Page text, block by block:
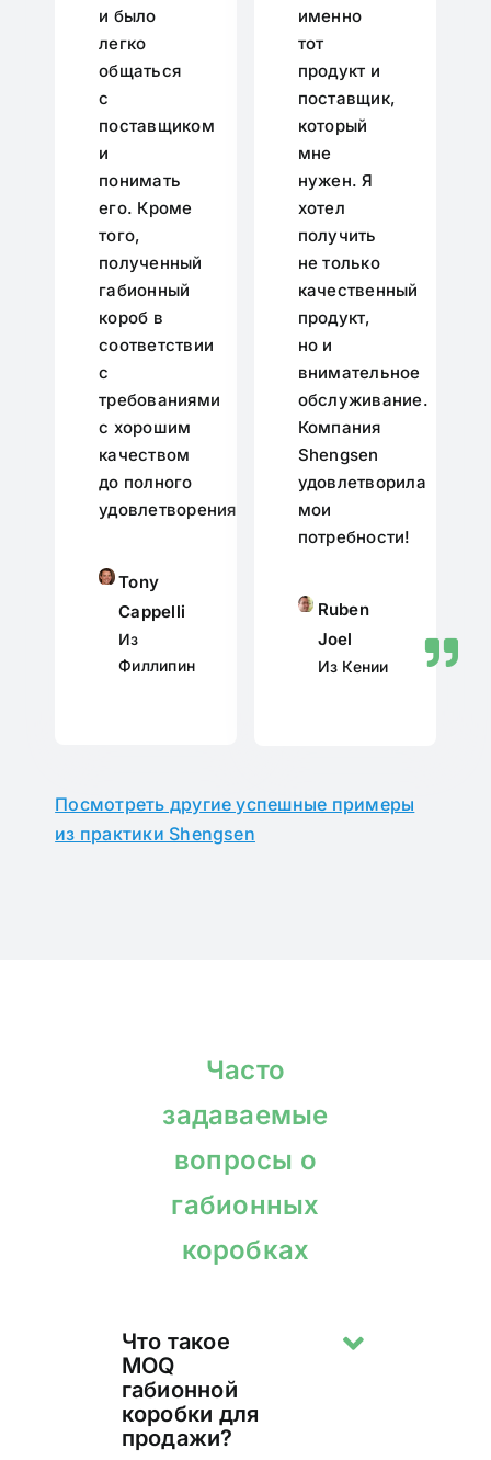
и было
легко
общаться
с
поставщиком
и
понимать
его. Кроме
того,
полученный
габионный
короб в
соответствии
с
требованиями
с хорошим
качеством
до полного
удовлетворения.
Tony
Cappelli
Из
Филлипин
именно
тот
продукт и
поставщик,
который
мне
нужен. Я
хотел
получить
не только
качественный
продукт,
но и
внимательное
обслуживание.
Компания
Shengsen
удовлетворила
мои
потребности!
Ruben
Joel
Из Кении
Посмотреть другие успешные примеры
из практики Shengsen
Часто
задаваемые
вопросы о
габионных
коробках
Что такое
MOQ
габионной
коробки для
продажи?